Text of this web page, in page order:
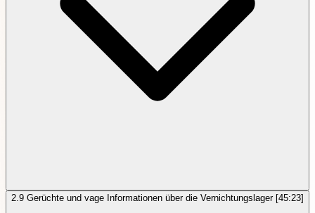
2.9 Gerüchte und vage Informationen über die Vernichtungslager [45:23]